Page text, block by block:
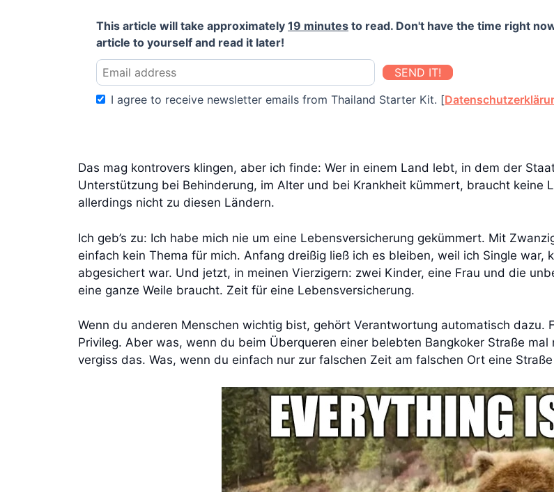
This article will take approximately 19 minutes to read. Don't have the time right
article to yourself and read it later!
SEND IT!
I agree to receive newsletter emails from Thailand Starter Kit. [
Das mag kontrovers klingen, aber ich finde: Wer in einem Land lebt, in dem der
Unterstützung bei Behinderung, im Alter und bei Krankheit kümmert, braucht keine
allerdings nicht zu diesen Ländern.
Ich geb’s zu: Ich habe mich nie um eine Lebensversicherung gekümmert. Mit
einfach kein Thema für mich. Anfang dreißig ließ ich es bleiben, weil ich Single war,
abgesichert war. Und jetzt, in meinen Vierzigern: zwei Kinder, eine Frau und die
eine ganze Weile braucht. Zeit für eine Lebensversicherung.
Wenn du anderen Menschen wichtig bist, gehört Verantwortung automatisch dazu.
Privileg. Aber was, wenn du beim Überqueren einer belebten Bangkoker Straße
vergiss das. Was, wenn du einfach nur zur falschen Zeit am falschen Ort eine